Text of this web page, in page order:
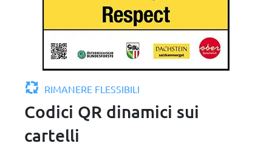
RIMANERE FLESSIBILI
Codici QR dinamici sui
cartelli